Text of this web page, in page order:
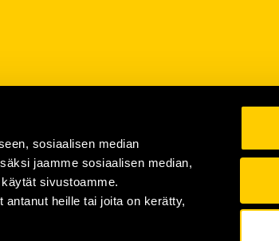
sosiaalisen median
jaamme sosiaalisen median,
sivustoamme.
heille tai joita on kerätty,